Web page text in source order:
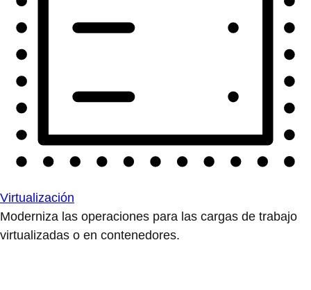
Virtualización
Moderniza las operaciones para las cargas de trabajo
virtualizadas o en contenedores.